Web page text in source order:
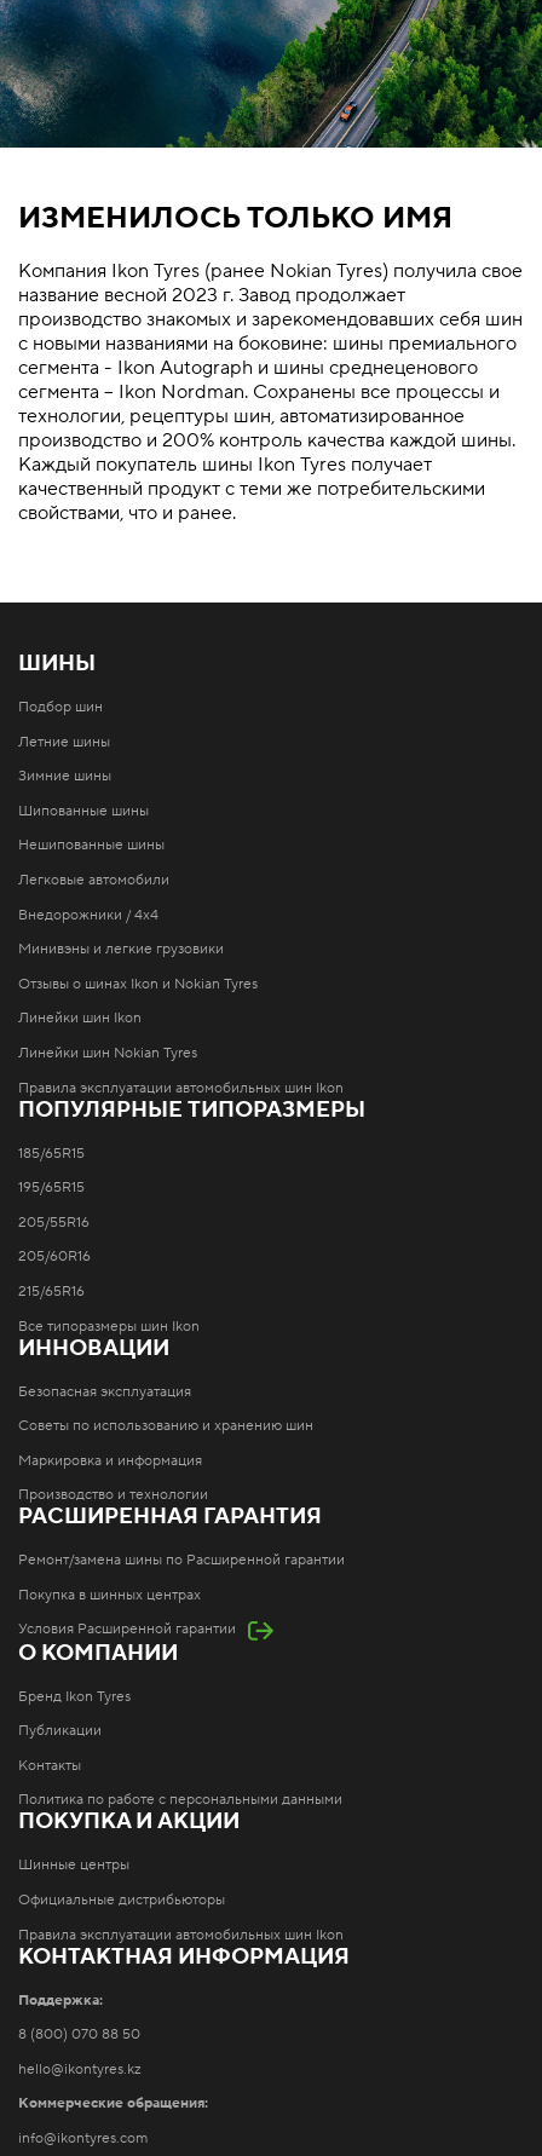
ИЗМЕНИЛОСЬ ТОЛЬКО ИМЯ
Компания Ikon Tyres (ранее Nokian Tyres) получила свое
название весной 2023 г. Завод продолжает
производство знакомых и зарекомендовавших себя шин
с новыми названиями на боковине: шины премиального
сегмента - Ikon Autograph и шины среднеценового
сегмента – Ikon Nordman. Сохранены все процессы и
технологии, рецептуры шин, автоматизированное
производство и 200% контроль качества каждой шины.
Каждый покупатель шины Ikon Tyres получает
качественный продукт с теми же потребительскими
свойствами, что и ранее.
ШИНЫ
Подбор шин
Летние шины
Зимние шины
Шипованные шины
Нешипованные шины
Легковые автомобили
Внедорожники / 4x4
Минивэны и легкие грузовики
Отзывы о шинах Ikon и Nokian Tyres
Линейки шин Ikon
Линейки шин Nokian Tyres
Правила эксплуатации автомобильных шин Ikon
ПОПУЛЯРНЫЕ ТИПОРАЗМЕРЫ
185/65R15
195/65R15
205/55R16
205/60R16
215/65R16
Все типоразмеры шин Ikon
ИННОВАЦИИ
Безопасная эксплуатация
Советы по использованию и хранению шин
Маркировка и информация
Производство и технологии
РАСШИРЕННАЯ ГАРАНТИЯ
Ремонт/замена шины по Расширенной гарантии
Покупка в шинных центрах
Условия Расширенной гарантии
О КОМПАНИИ
Бренд Ikon Tyres
Публикации
Контакты
Политика по работе с персональными данными
ПОКУПКА И АКЦИИ
Шинные центры
Официальные дистрибьюторы
Правила эксплуатации автомобильных шин Ikon
КОНТАКТНАЯ ИНФОРМАЦИЯ
Поддержка:
8 (800) 070 88 50
hello@ikontyres.kz
Коммерческие обращения:
info@ikontyres.com